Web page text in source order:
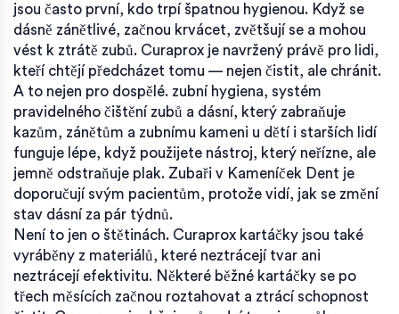
jsou často první, kdo trpí špatnou hygienou. Když se
dásně zánětlivé, začnou krvácet, zvětšují se a mohou
vést k ztrátě zubů. Curaprox je navržený právě pro lidi,
kteří chtějí předcházet tomu — nejen čistit, ale chránit.
A to nejen pro dospělé. zubní hygiena, systém
pravidelného čištění zubů a dásní, který zabraňuje
kazům, zánětům a zubnímu kameni u dětí i starších lidí
funguje lépe, když použijete nástroj, který neřízne, ale
jemně odstraňuje plak. Zubaři v Kameníček Dent je
doporučují svým pacientům, protože vidí, jak se změní
stav dásní za pár týdnů.
Není to jen o štětinách. Curaprox kartáčky jsou také
vyráběny z materiálů, které neztrácejí tvar ani
neztrácejí efektivitu. Některé běžné kartáčky se po
třech měsících začnou roztahovat a ztrácí schopnost